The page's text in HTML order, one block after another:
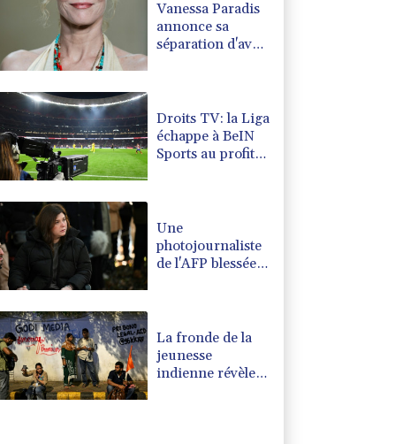
Vanessa Paradis
annonce sa
séparation d'avec
Droits TV: la Liga
échappe à BeIN
Sports au profit
Une
photojournaliste
de l'AFP blessée
pour la liberté de
la presse
La fronde de la
jeunesse
indienne révèle